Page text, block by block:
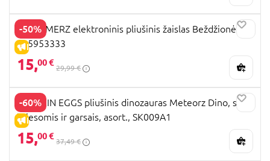
-50%
IŠPARDAVIMAS
SCREAMERZ elektroninis pliušinis žaislas Beždžionė,
105953333
15,00 €
29,99 €
-60%
IŠPARDAVIMAS
CRACKIN EGGS pliušinis dinozauras Meteorz Dino, su
šviesomis ir garsais, asort., SK009A1
15,00 €
37,49 €